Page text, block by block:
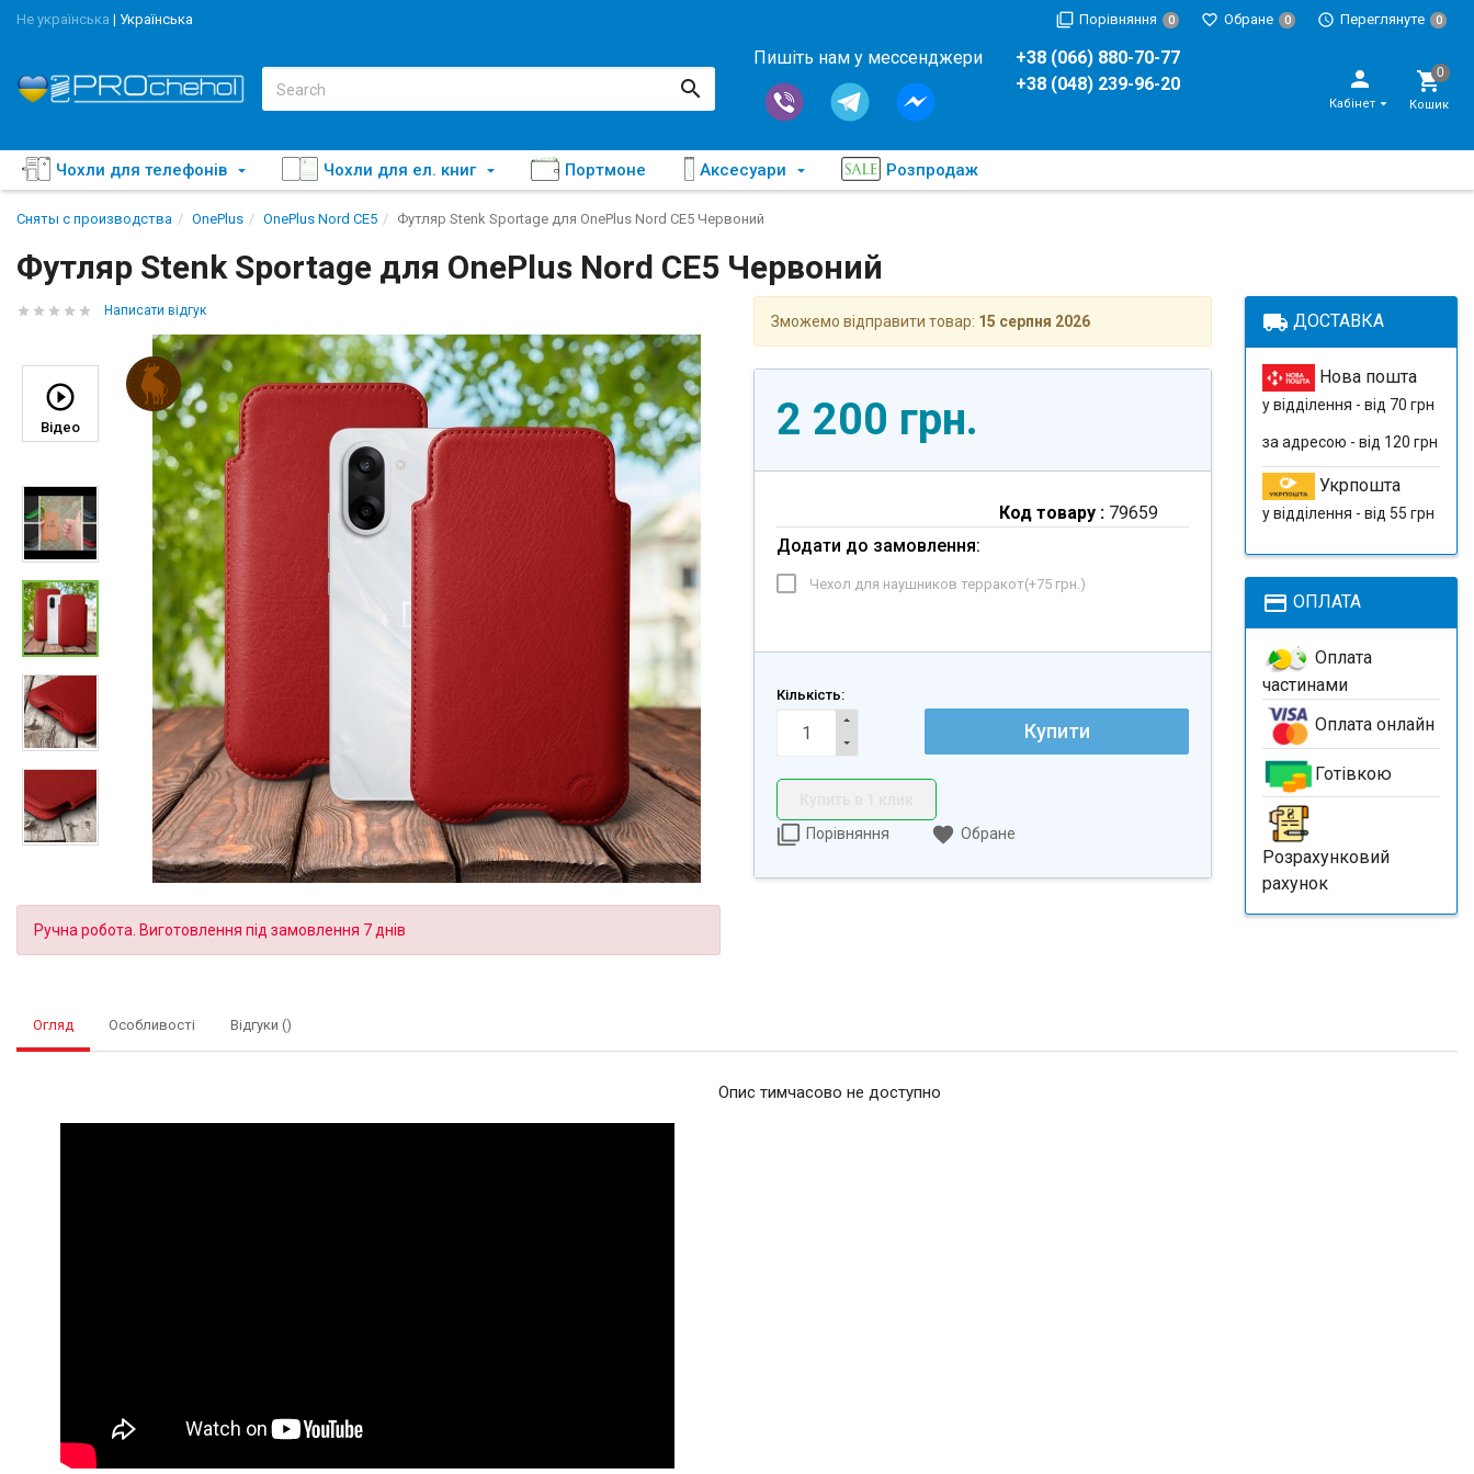
Не українська | Українська Порівняння 0 Обране 0 Переглянуте 0
Пишіть нам у мессенджери
+38 (066) 880-70-77
+38 (048) 239-96-20
Кабінет Кошик
Чохли для телефонів Чохли для ел. книг Портмоне Аксесуари Розпродаж
Сняты с производства OnePlus OnePlus Nord CE5 Футляр Stenk Sportage для OnePlus Nord CE5 Червоний
Футляр Stenk Sportage для OnePlus Nord CE5 Червоний
Написати відгук
Відео
Ручна робота. Виготовлення під замовлення 7 днів
Зможемо відправити товар: 15 серпня 2026
2 200 грн.
Код товару : 79659
Додати до замовлення:
Чехол для наушников терракот(+75 грн.)
Кількість:
Купити
Порівняння
Обране
local_shipping ДОСТАВКА
Нова пошта
у відділення - від 70 грн
за адресою - від 120 грн
Укрпошта
у відділення - від 55 грн
payment ОПЛАТА
Оплата
частинами
Оплата онлайн
Готівкою
Розрахунковий
рахунок
Огляд Особливості Відгуки ()
Опис тимчасово не доступно